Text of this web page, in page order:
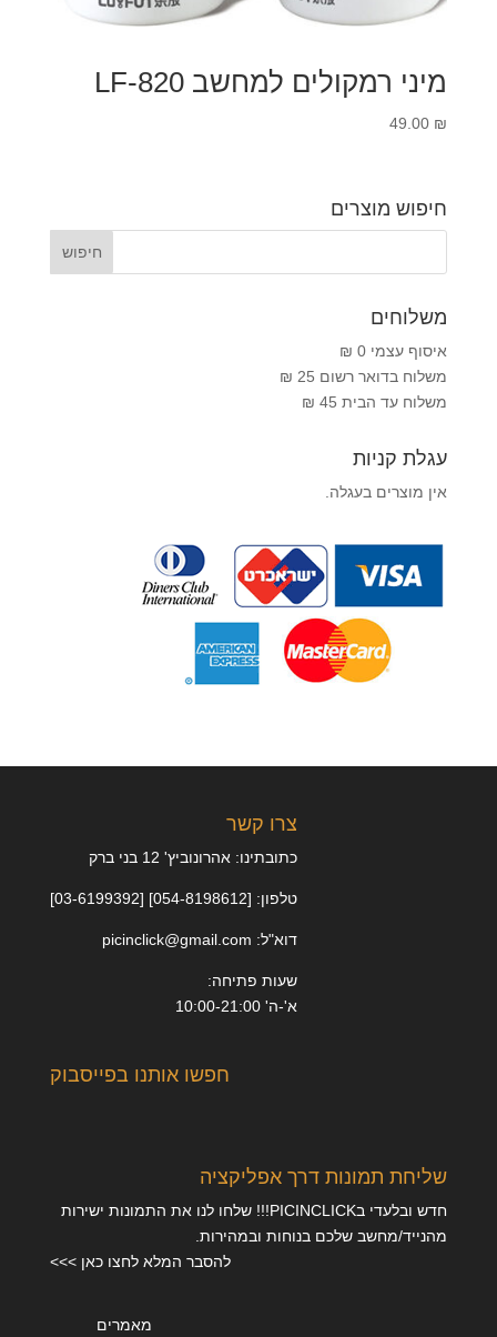
מיני רמקולים למחשב LF-820
49.00 ₪
חיפוש מוצרים
משלוחים
איסוף עצמי 0 ₪
משלוח בדואר רשום 25 ₪
משלוח עד הבית 45 ₪
עגלת קניות
אין מוצרים בעגלה.
צרו קשר
כתובתינו: אהרונוביץ' 12 בני ברק
טלפון: [054-8198612] [03-6199392]
דוא"ל: picinclick@gmail.com
שעות פתיחה:
א'-ה' 10:00-21:00
חפשו אותנו בפייסבוק
שליחת תמונות דרך אפליקציה
חדש ובלעדי בPICINCLICK!!! שלחו לנו את התמונות ישירות
מהנייד/מחשב שלכם בנוחות ובמהירות.
להסבר המלא לחצו כאן >>>
מאמרים